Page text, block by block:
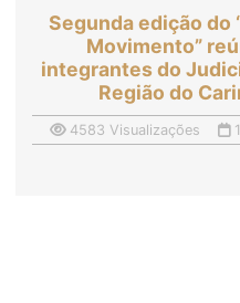
Segunda edição do
Movimento”
integrantes do
Região do
4583 Visualizações